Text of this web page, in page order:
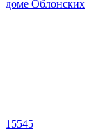
15545